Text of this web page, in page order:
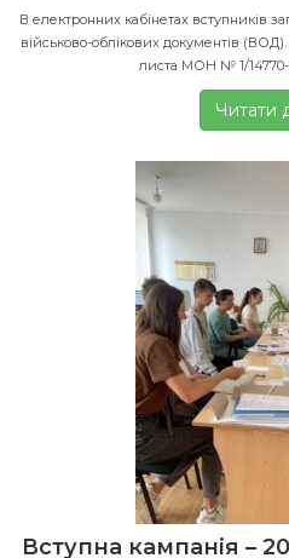
В електронних кабінетах вступників
військово-облікових документів
листа МОН № 1/14770-
Читати
Вступна кампанія –